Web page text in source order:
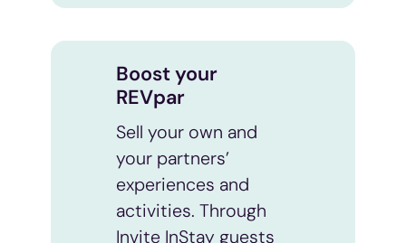
Boost your
REVpar
Sell your own and
your partners’
experiences and
activities. Through
Invite InStay guests